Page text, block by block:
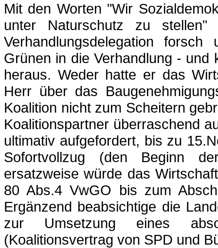
Mit den Worten "Wir
unter Naturschutz zu
Verhandlungsdelegation
Grünen in die Verhandlung -
heraus. Weder hatte er das
Herr über das
Koalition nicht zum Scheitern
Koalitionspartner überraschend
ultimativ aufgefordert, bis zu
Sofortvollzug (den Beginn
ersatzweise würde das
80 Abs.4 VwGO bis zum
Ergänzend beabsichtige die
zur Umsetzung eines
(Koalitionsvertrag von SPD und